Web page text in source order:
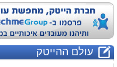
עולם ההייטק